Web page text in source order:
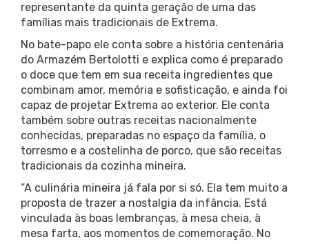
representante da quinta geração de uma das
famílias mais tradicionais de Extrema.
No bate-papo ele conta sobre a história centenária
do Armazém Bertolotti e explica como é preparado
o doce que tem em sua receita ingredientes que
combinam amor, memória e sofisticação, e ainda foi
capaz de projetar Extrema ao exterior. Ele conta
também sobre outras receitas nacionalmente
conhecidas, preparadas no espaço da família, o
torresmo e a costelinha de porco, que são receitas
tradicionais da cozinha mineira.
“A culinária mineira já fala por si só. Ela tem muito a
proposta de trazer a nostalgia da infância. Está
vinculada às boas lembranças, à mesa cheia, à
mesa farta, aos momentos de comemoração. No